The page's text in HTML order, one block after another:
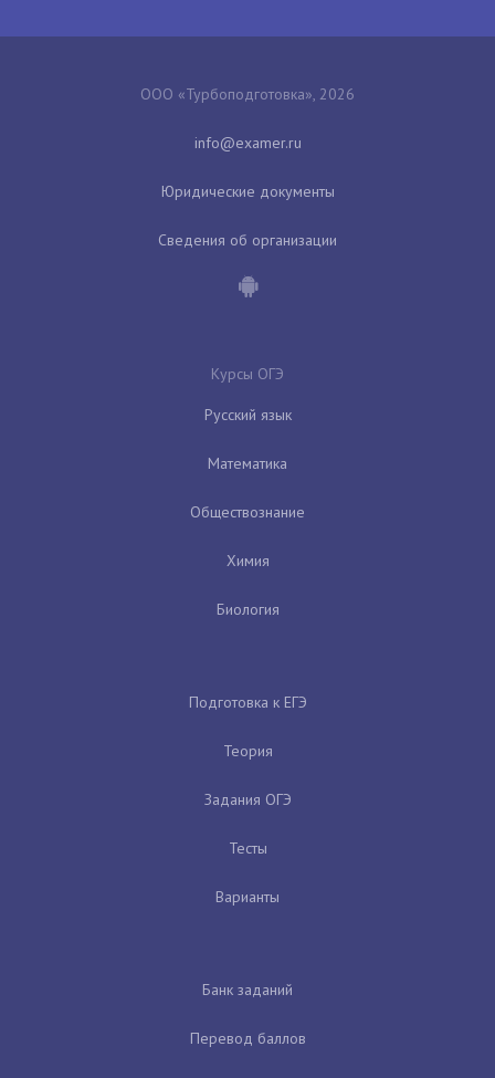
ООО «Турбоподготовка», 2026
Юридические документы
Сведения об организации
Курсы ОГЭ
Русский язык
Математика
Обществознание
Химия
Биология
Подготовка к ЕГЭ
Теория
Задания ОГЭ
Тесты
Варианты
Банк заданий
Перевод баллов